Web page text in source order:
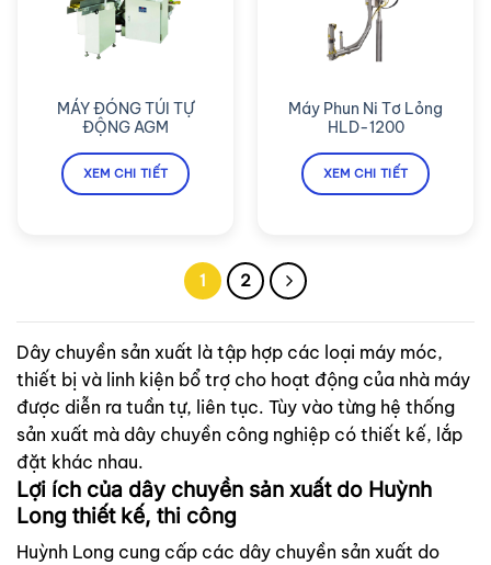
MÁY ĐÓNG TÚI TỰ
ĐỘNG AGM
XEM CHI TIẾT
Máy Phun Ni Tơ Lỏng
HLD-1200
XEM CHI TIẾT
1 2
Dây chuyền sản xuất là tập hợp các loại máy móc,
thiết bị và linh kiện bổ trợ cho hoạt động của nhà máy
được diễn ra tuần tự, liên tục. Tùy vào từng hệ thống
sản xuất mà dây chuyền công nghiệp có thiết kế, lắp
đặt khác nhau.
Lợi ích của dây chuyền sản xuất do Huỳnh
Long thiết kế, thi công
Huỳnh Long cung cấp các dây chuyền sản xuất do